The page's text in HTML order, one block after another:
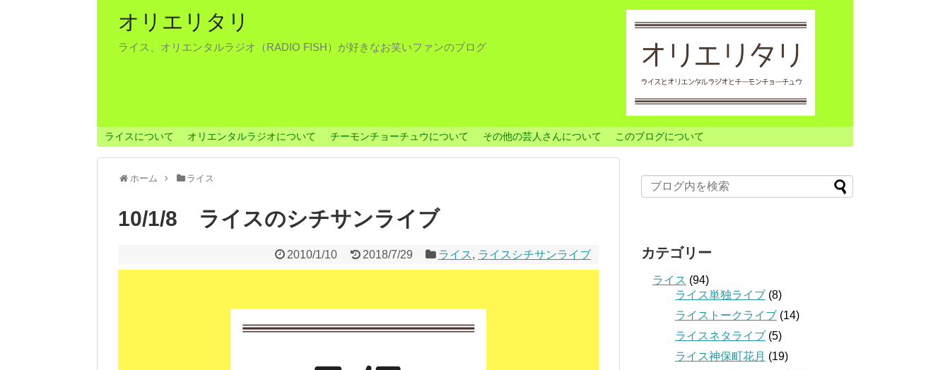
オリエリタリ
ライス、オリエンタルラジオ（RADIO FISH）が好きなお笑いファンのブログ
ライスについて オリエンタルラジオについて チーモンチョーチュウについて その他の芸人さんについて このブログについて
ホーム ライス
10/1/8 ライスのシチサンライブ
2010/1/10 2018/7/29 ライス, ライスシチサンライブ カテゴリー
ライス (94)
ライス単独ライブ (8)
ライストークライブ (14)
ライスネタライブ (5)
ライス神保町花月 (19)